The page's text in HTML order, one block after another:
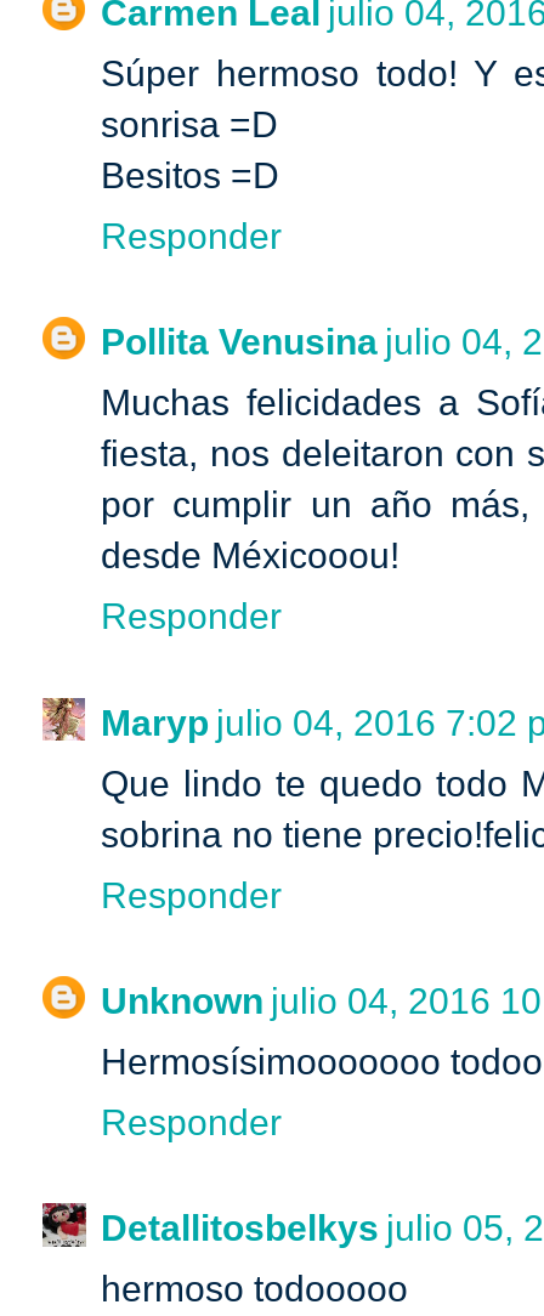
Carmen Leal julio 04,
Súper hermoso todo! Y
sonrisa =D
Besitos =D
Responder
Pollita Venusina julio 04,
Muchas felicidades a
fiesta, nos deleitaron con
por cumplir un año
desde Méxicooou!
Responder
Maryp julio 04, 2016 7:02
Que lindo te quedo todo
sobrina no tiene
Responder
Unknown julio 04, 2016
Hermosísimooooooo
Responder
Detallitosbelkys julio 05,
hermoso todooooo